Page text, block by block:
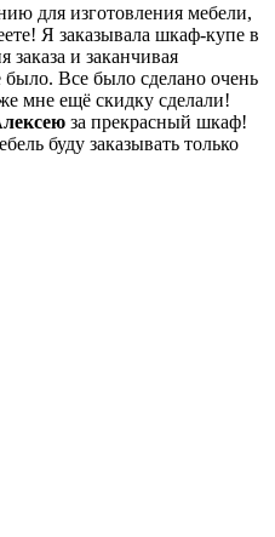
для изготовления мебели,
Я заказывала шкаф-купе в
и заканчивая
Все было сделано очень
мне ещё скидку сделали!
за прекрасный шкаф!
буду заказывать только